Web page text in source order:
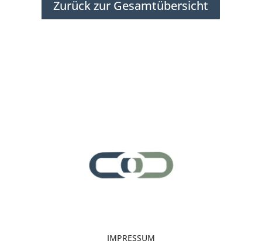
Zurück zur Gesamtübersicht
IMPRESSUM